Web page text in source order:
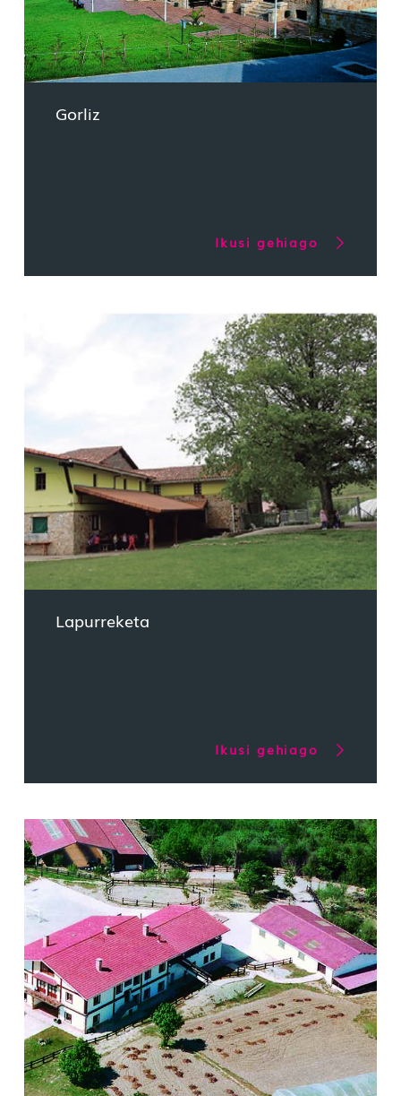
Gorliz
Ikusi gehiago
Lapurreketa
Ikusi gehiago